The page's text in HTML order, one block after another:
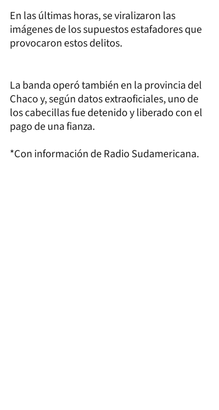
En las últimas horas, se viralizaron las
imágenes de los supuestos estafadores que
provocaron estos delitos.
La banda operó también en la provincia del
Chaco y, según datos extraoficiales, uno de
los cabecillas fue detenido y liberado con el
pago de una fianza.
*Con información de Radio Sudamericana.